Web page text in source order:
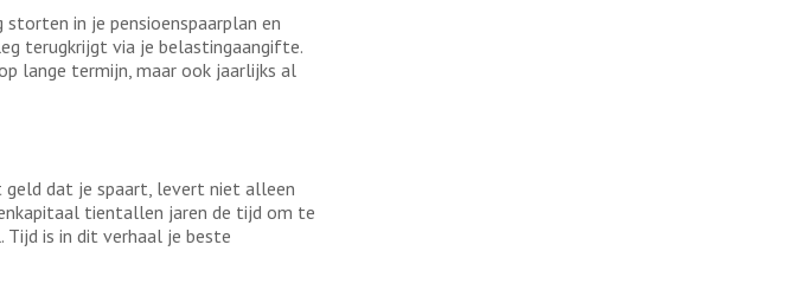
storten in je pensioenspaarplan en
terugkrijgt via je belastingaangifte.
lange termijn, maar ook jaarlijks al
geld dat je spaart, levert niet alleen
tientallen jaren de tijd om te
Tijd is in dit verhaal je beste